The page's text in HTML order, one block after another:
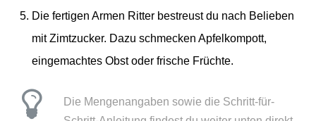
Die fertigen Armen Ritter bestreust du nach Belieben
mit Zimtzucker. Dazu schmecken Apfelkompott,
eingemachtes Obst oder frische Früchte.
Die Mengenangaben sowie die Schritt-für-